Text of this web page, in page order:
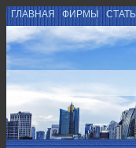
ГЛАВНАЯ ФИРМЫ